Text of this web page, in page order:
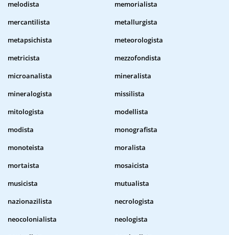
melodista
memorialista
mercantilista
metallurgista
metapsichista
meteorologista
metricista
mezzofondista
microanalista
mineralista
mineralogista
missilista
mitologista
modellista
modista
monografista
monoteista
moralista
mortaista
mosaicista
musicista
mutualista
nazionazilista
necrologista
neocolonialista
neologista